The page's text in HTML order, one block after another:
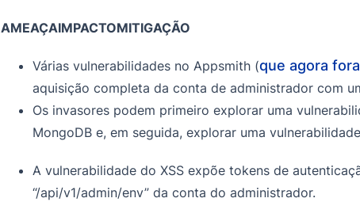
AMEAÇAIMPACTOMITIGAÇÃO
Várias vulnerabilidades no Appsmith (que agora
aquisição completa da conta de administrador com
Os invasores podem primeiro explorar uma
MongoDB e, em seguida, explorar uma
A vulnerabilidade do XSS expõe tokens de
“/api/v1/admin/env” da conta do administrador.